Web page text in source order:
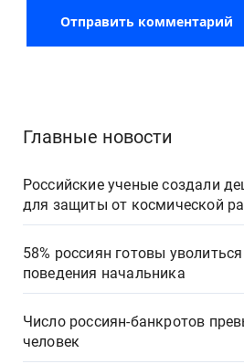
Главные новости
Российские ученые создали
для защиты от космической
58% россиян готовы
поведения начальника
Число россиян-банкротов
человек